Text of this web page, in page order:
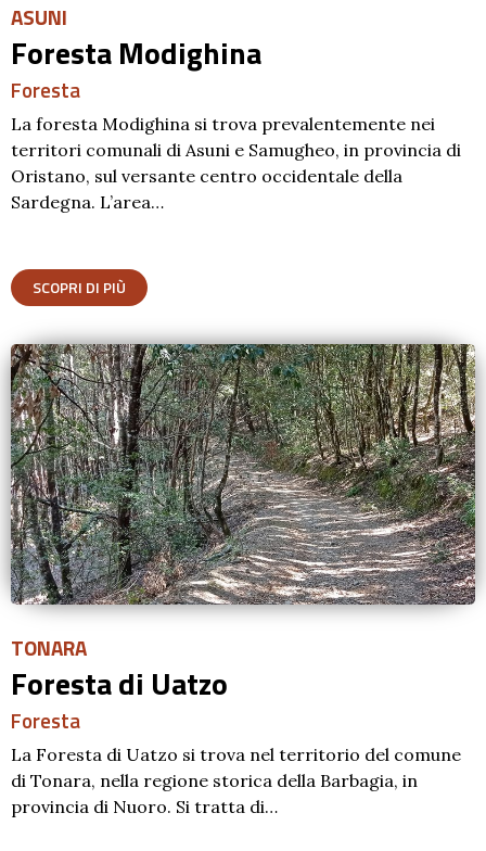
ASUNI
Foresta Modighina
Foresta
La foresta Modighina si trova prevalentemente nei
territori comunali di Asuni e Samugheo, in provincia di
Oristano, sul versante centro occidentale della
Sardegna. L’area…
SCOPRI DI PIÙ
TONARA
Foresta di Uatzo
Foresta
La Foresta di Uatzo si trova nel territorio del comune
di Tonara, nella regione storica della Barbagia, in
provincia di Nuoro. Si tratta di…